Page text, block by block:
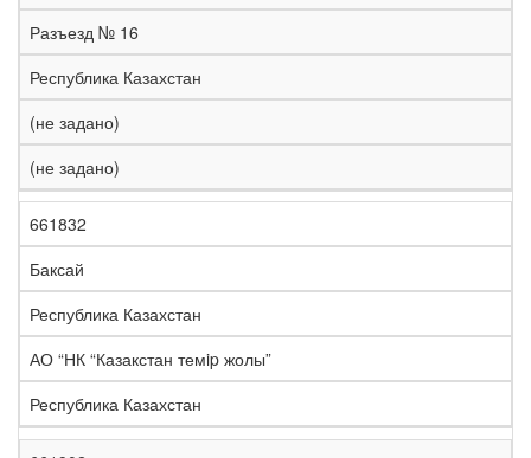
Разъезд № 16
Республика Казахстан
(не задано)
(не задано)
661832
Баксай
Республика Казахстан
АО “НК “Казакстан темip жолы”
Республика Казахстан